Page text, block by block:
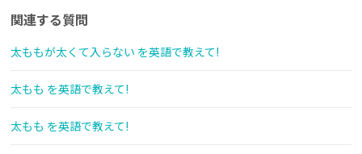
関連する質問
太ももが太くて入らない を英語で教えて!
太もも を英語で教えて!
太もも を英語で教えて!